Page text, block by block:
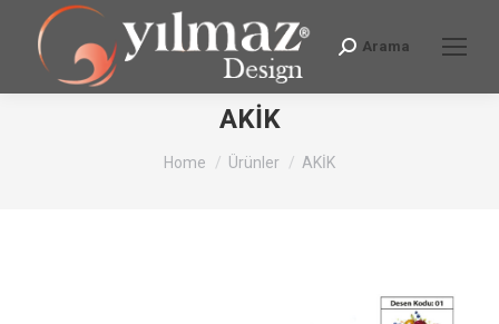
Search:
Arama
AKİK
You are here:
Home Ürünler AKİK